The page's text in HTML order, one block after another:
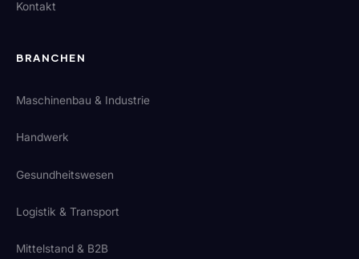
Kontakt
BRANCHEN
Maschinenbau & Industrie
Handwerk
Gesundheitswesen
Logistik & Transport
Mittelstand & B2B